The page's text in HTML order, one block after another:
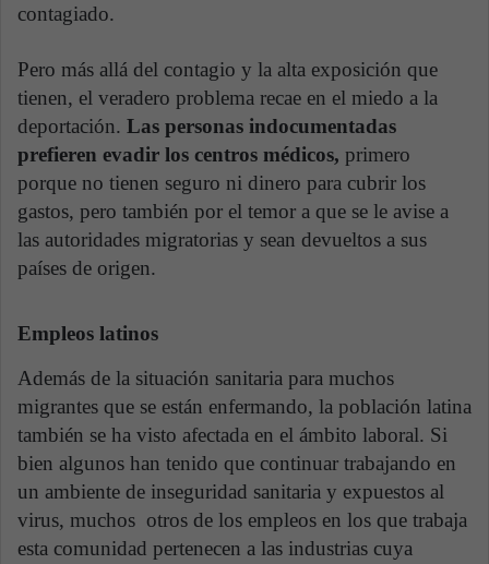
contagiado.
Pero más allá del contagio y la alta exposición que
tienen, el veradero problema recae en el miedo a la
deportación. Las personas indocumentadas
prefieren evadir los centros médicos, primero
porque no tienen seguro ni dinero para cubrir los
gastos, pero también por el temor a que se le avise a
las autoridades migratorias y sean devueltos a sus
países de origen.
Empleos latinos
Además de la situación sanitaria para muchos
migrantes que se están enfermando, la población latina
también se ha visto afectada en el ámbito laboral. Si
bien algunos han tenido que continuar trabajando en
un ambiente de inseguridad sanitaria y expuestos al
virus, muchos otros de los empleos en los que trabaja
esta comunidad pertenecen a las industrias cuya